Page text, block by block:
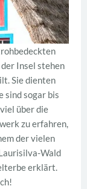
Insel stehen
Sie dienten
sind sogar bis
über die
zu erfahren,
der vielen
Wald
erklärt.